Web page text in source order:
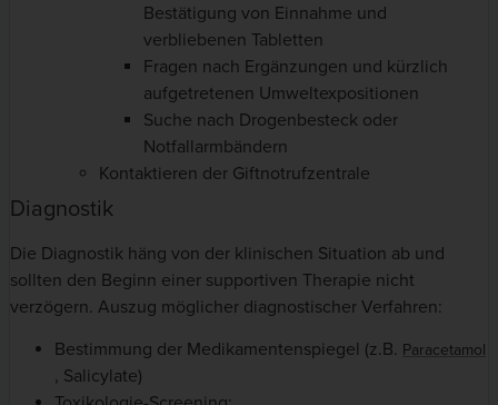
Bestätigung von Einnahme und
verbliebenen Tabletten
Fragen nach Ergänzungen und kürzlich
aufgetretenen Umweltexpositionen
Suche nach Drogenbesteck oder
Notfallarmbändern
Kontaktieren der Giftnotrufzentrale
Diagnostik
Die Diagnostik häng von der klinischen Situation ab und
sollten den Beginn einer supportiven Therapie nicht
verzögern. Auszug möglicher diagnostischer Verfahren:
Bestimmung der Medikamentenspiegel (z.B. Paracetamol
, Salicylate)